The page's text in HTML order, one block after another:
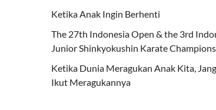
Ketika Anak Ingin Berhenti
The 27th Indonesia Open & the 3rd
Junior Shinkyokushin Karate
Ketika Dunia Meragukan Anak Kita,
Ikut Meragukannya